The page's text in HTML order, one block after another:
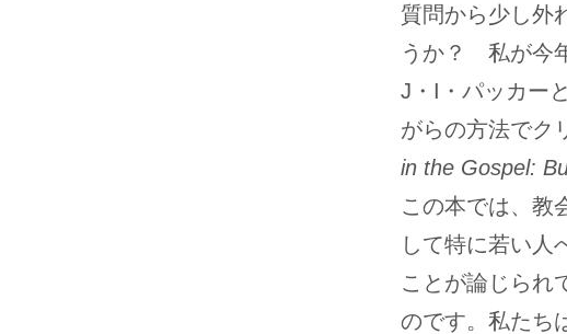
質問から少し外
うか？ 私が今
J・I・パッカー
がらの方法でク
in the Gospel:
この本では、教
して特に若い人
ことが論じられ
のです。私たち